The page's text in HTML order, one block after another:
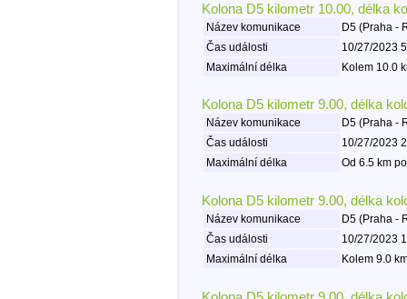
Kolona D5 kilometr 10.00, délka
Název komunikace
D5 (Praha -
Čas události
10/27/2023
Maximální délka
Kolem 10.0
Kolona D5 kilometr 9.00, délka
Název komunikace
D5 (Praha -
Čas události
10/27/2023
Maximální délka
Od 6.5 km
Kolona D5 kilometr 9.00, délka
Název komunikace
D5 (Praha -
Čas události
10/27/2023
Maximální délka
Kolem 9.0